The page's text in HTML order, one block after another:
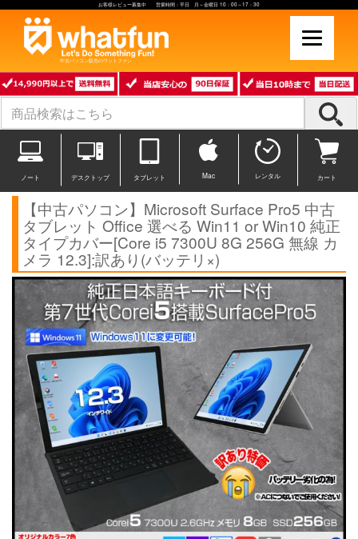
お客様レビュー募集中 営業時間：平日 月～金曜日 10：00～17：30
中古パソコン販売のワットファン
ノート デスクトップ タブレット Mac レンタル カート
【中古パソコン】Microsoft Surface Pro5 中古
タブレット Office 選べる Win11 or Win10 純正
タイプカバー[Core i5 7300U 8G 256G 無線 カ
メラ 12.3]:訳あり(バッテリ×)